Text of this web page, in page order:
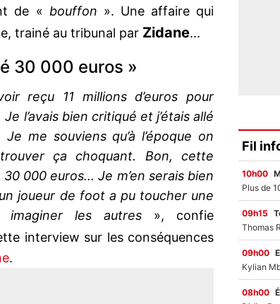
de « bouffon ». Une affaire qui
trainé au tribunal par Zidane...
30 000 euros »
reçu 11 millions d’euros pour
l’avais bien critiqué et j’étais allé
me souviens qu’à l’époque on
ça choquant. Bon, cette
000 euros… Je m’en serais bien
joueur de foot a pu toucher une
imaginer les autres », confie
interview sur les conséquences
.
Fil
10h00
09h15
09h00
08h00